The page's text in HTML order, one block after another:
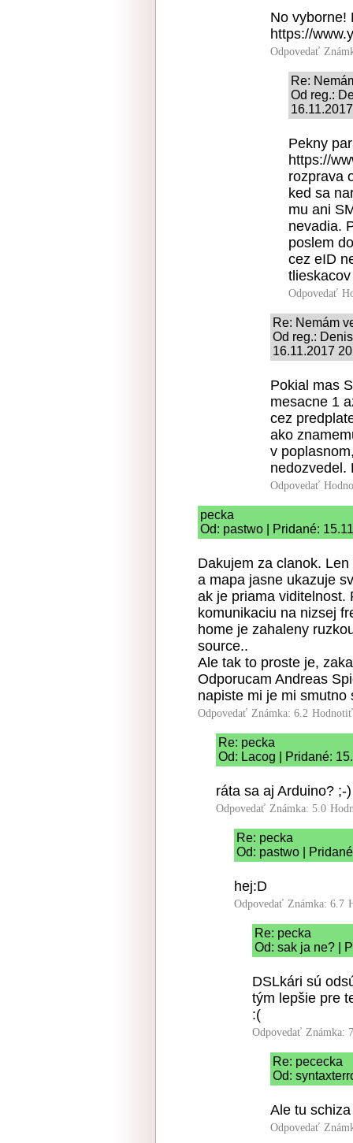
No vyborne!
https://
Odpovedať
Re:
Od reg.:
Pekny
https://
rozprava
ked sa
mu ani
nevadia.
poslem
cez eID
Odpovedať
Re: Nemám
Od reg.:
16.11.2017
Pokial mas
mesacne 1
cez
ako
v
nedozvedel.
Odpovedať
pecka
Od: pastwo | Pridané:
Dakujem za clanok.
a mapa jasne ukazuje
ak je priama viditelnost.
komunikaciu na nizsej
home je zahaleny
source..
Ale tak to proste je,
Odporucam Andreas
napiste mi je mi
Odpovedať Známka: 6.2
Re: pecka
Od: Lacog | Pridané:
ráta sa aj Arduino? ;-)
Odpovedať Známka: 5.0
Re: pecka
Od: pastwo |
hej:D
Odpovedať Známka: 6.7
Re: pecka
Od: sak ja ne? |
DSLkári sú
tým lepšie pre
:(
Odpovedať Známka:
Re: pececka
Od:
Ale tu
Odpovedať